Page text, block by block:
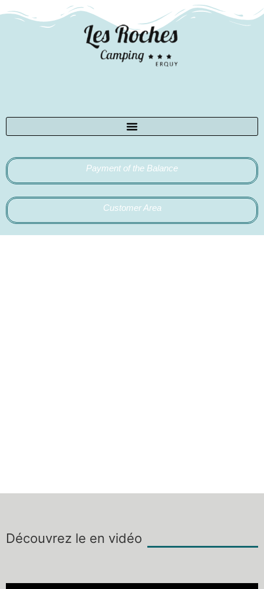
Payment of the Balance
Customer Area
Découvrez le en vidéo